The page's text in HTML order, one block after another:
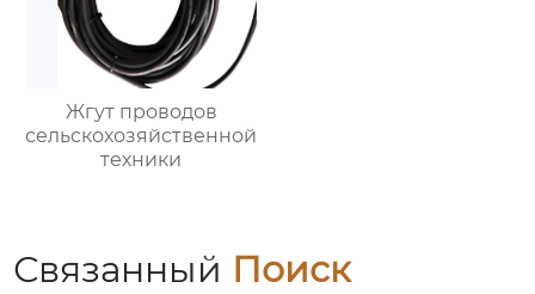
Жгут проводов
сельскохозяйственной
техники
Связанный Поиск